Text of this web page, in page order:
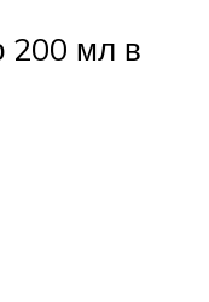
200 мл в